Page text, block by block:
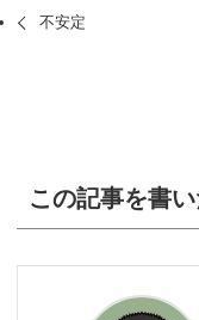
不安定
この記事を書